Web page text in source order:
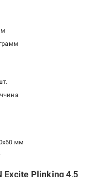
мм
Excite Plinking 4,5